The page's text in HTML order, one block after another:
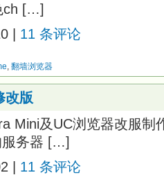
ch […]
| 11 条评论
, 翻墙浏览器
改版
Mini及UC浏览器改服制
服务器 […]
| 11 条评论